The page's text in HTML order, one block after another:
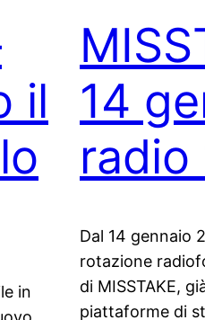
il
in
14
radio
Dal 14 gennaio
rotazione
di MISSTAKE,
piattaforme di